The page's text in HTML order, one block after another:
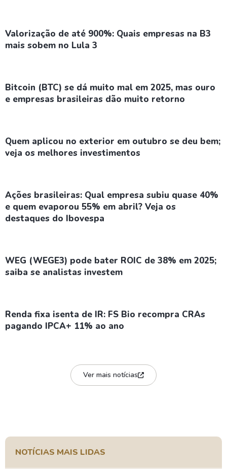
Valorização de até 900%: Quais empresas na B3
mais sobem no Lula 3
Bitcoin (BTC) se dá muito mal em 2025, mas ouro
e empresas brasileiras dão muito retorno
Quem aplicou no exterior em outubro se deu bem;
veja os melhores investimentos
Ações brasileiras: Qual empresa subiu quase 40%
e quem evaporou 55% em abril? Veja os
destaques do Ibovespa
WEG (WEGE3) pode bater ROIC de 38% em 2025;
saiba se analistas investem
Renda fixa isenta de IR: FS Bio recompra CRAs
pagando IPCA+ 11% ao ano
Ver mais notícias
NOTÍCIAS MAIS LIDAS